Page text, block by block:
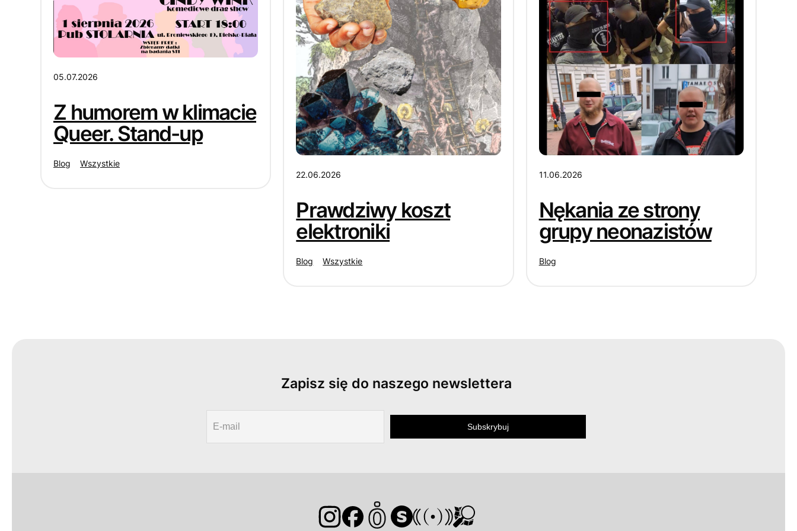
05.07.2026
Z humorem w klimacie
Queer. Stand-up
Blog
Wszystkie
22.06.2026
Prawdziwy koszt
elektroniki
Blog Wszystkie
11.06.2026
Nękania ze strony
grupy neonazistów
Blog
Zapisz się do naszego newslettera